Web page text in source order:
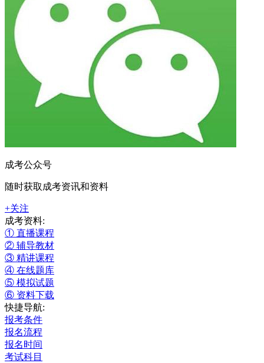
成考公众号
随时获取成考资讯和资料
+关注
成考资料:
① 直播课程
② 辅导教材
③ 精讲课程
④ 在线题库
⑤ 模拟试题
⑥ 资料下载
快捷导航:
报考条件
报名流程
报名时间
考试科目